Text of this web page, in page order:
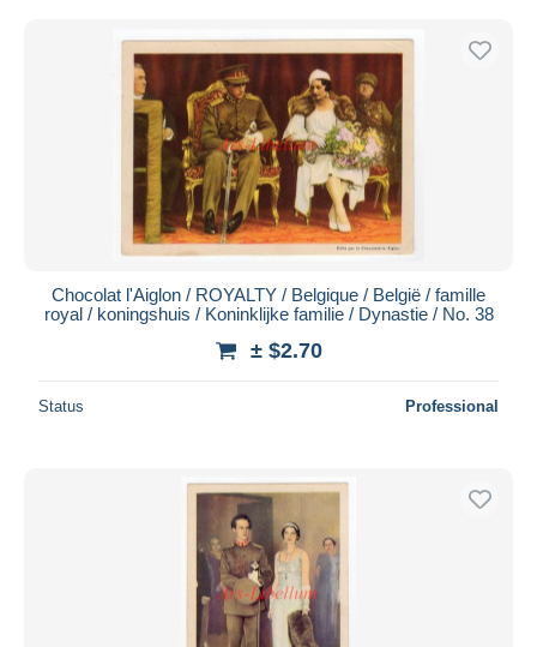
Chocolat l'Aiglon / ROYALTY / Belgique / België / famille
royal / koningshuis / Koninklijke familie / Dynastie / No. 38
± $2.70
Status Professional